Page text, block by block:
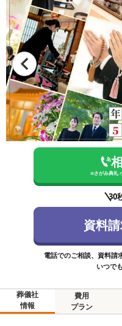
※さがみ典礼
30
資料
電話でのご相談、資料請
いつで
葬儀社
情報
費用
プラン